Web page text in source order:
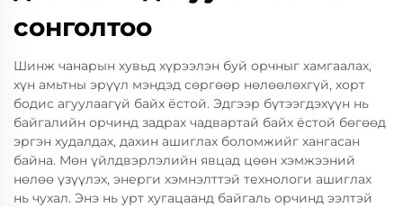
сонголтоо
Шинж чанарын хувьд хүрээлэн буй орчныг хамгаалах,
хүн амьтны эрүүл мэндэд сөргөөр нөлөөлөхгүй, хорт
бодис агуулаагүй байх ёстой. Эдгээр бүтээгдэхүүн нь
байгалийн орчинд задрах чадвартай байх ёстой бөгөөд
эргэн худалдах, дахин ашиглах боломжийг хангасан
байна. Мөн үйлдвэрлэлийн явцад цөөн хэмжээний
нөлөө үзүүлэх, энерги хэмнэлттэй технологи ашиглах
нь чухал. Энэ нь урт хугацаанд байгаль орчинд ээлтэй